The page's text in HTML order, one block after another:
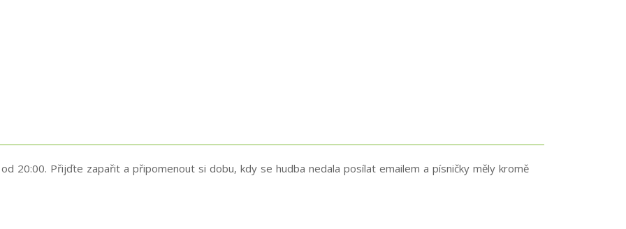
20:00. Přijďte zapařit a připomenout si dobu, kdy se hudba nedala posílat emailem a písničky měly kromě